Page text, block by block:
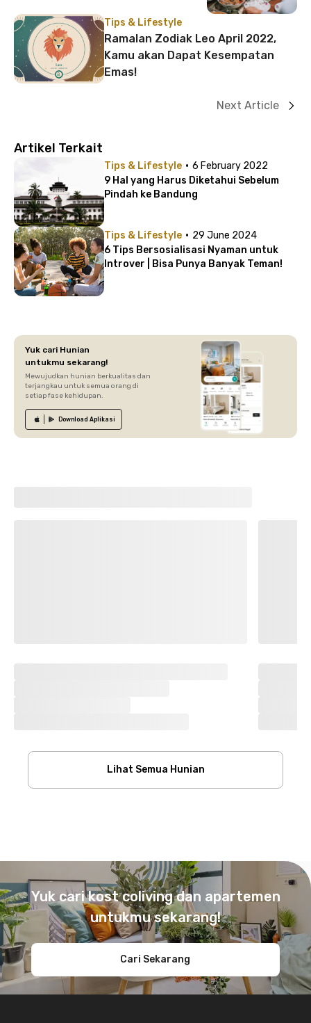
Tips & Lifestyle
Ramalan Zodiak Leo April 2022,
Kamu akan Dapat Kesempatan
Emas!
Next Article
Artikel Terkait
Tips & Lifestyle · 6 February 2022
9 Hal yang Harus Diketahui Sebelum
Pindah ke Bandung
Tips & Lifestyle · 29 June 2024
6 Tips Bersosialisasi Nyaman untuk
Introver | Bisa Punya Banyak Teman!
Yuk cari Hunian
untukmu sekarang!
Mewujudkan hunian berkualitas dan
terjangkau untuk semua orang di
setiap fase kehidupan.
Download Aplikasi
Lihat Semua Hunian
Yuk cari kost coliving dan apartemen
untukmu sekarang!
Cari Sekarang